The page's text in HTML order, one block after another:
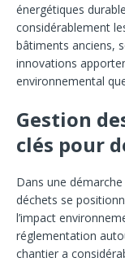
énergétiques
considérablement
bâtiments anciens,
innovations
environnemental
Gestion
clés pour
Dans une
déchets se
l’impact
réglementation
chantier a